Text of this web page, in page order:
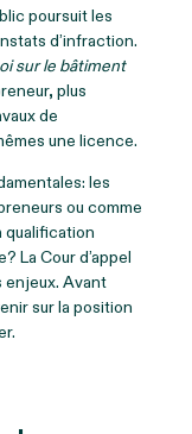
poursuit les
d’infraction.
sur le bâtiment
plus
de
une licence.
les
ou comme
La Cour d’appel
enjeux. Avant
sur la position